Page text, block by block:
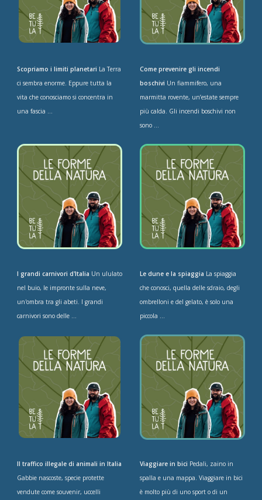
Scopriamo i limiti planetari La Terra
ci sembra enorme. Eppure tutta la
vita che conosciamo si concentra in
una fascia ...
Come prevenire gli incendi
boschivi Un fiammifero, una
marmitta rovente, un’estate sempre
più calda. Gli incendi boschivi non
sono ...
I grandi carnivori d'Italia Un ululato
nel buio, le impronte sulla neve,
un'ombra tra gli abeti. I grandi
carnivori sono delle ...
Le dune e la spiaggia La spiaggia
che conosci, quella delle sdraio, degli
ombrelloni e del gelato, è solo una
piccola ...
Il traffico illegale di animali in Italia
Gabbie nascoste, specie protette
vendute come souvenir, uccelli
Viaggiare in bici Pedali, zaino in
spalla e una mappa. Viaggiare in bici
è molto più di uno sport o di un